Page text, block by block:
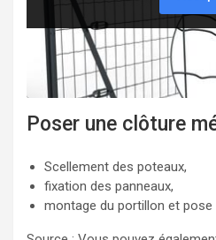
Poser une clôture
Scellement des poteaux,
fixation des panneaux,
montage du portillon et pose